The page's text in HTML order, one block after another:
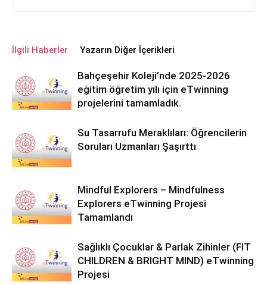
İlgili Haberler Yazarın Diğer İçerikleri
Bahçeşehir Koleji’nde 2025-2026
eğitim öğretim yılı için eTwinning
projelerini tamamladık.
Su Tasarrufu Meraklıları: Öğrencilerin
Soruları Uzmanları Şaşırttı
Mindful Explorers – Mindfulness
Explorers eTwinning Projesi
Tamamlandı
Sağlıklı Çocuklar & Parlak Zihinler (FIT
CHILDREN & BRIGHT MIND) eTwinning
Projesi